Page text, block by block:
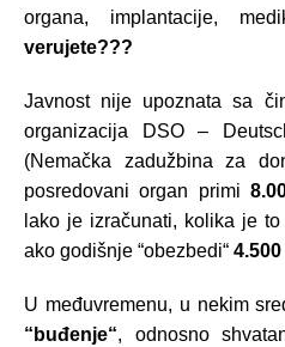
organa, implantacije,
verujete???
Javnost nije upoznata sa
organizacija DSO –
(Nemačka zadužbina za
posredovani organ primi
lako je izračunati, kolika je to
ako godišnje “obezbedi“
U međuvremenu, u nekim
“buđenje“, odnosno